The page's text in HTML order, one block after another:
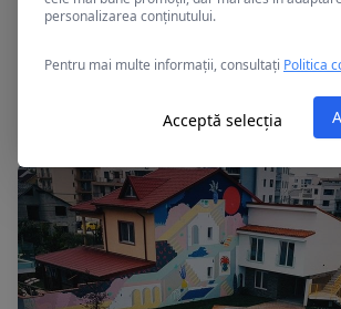
Mamaia, Romania
personalizarea conținutului.
Pentru mai multe informații, consultați Politica
Acceptă selecția